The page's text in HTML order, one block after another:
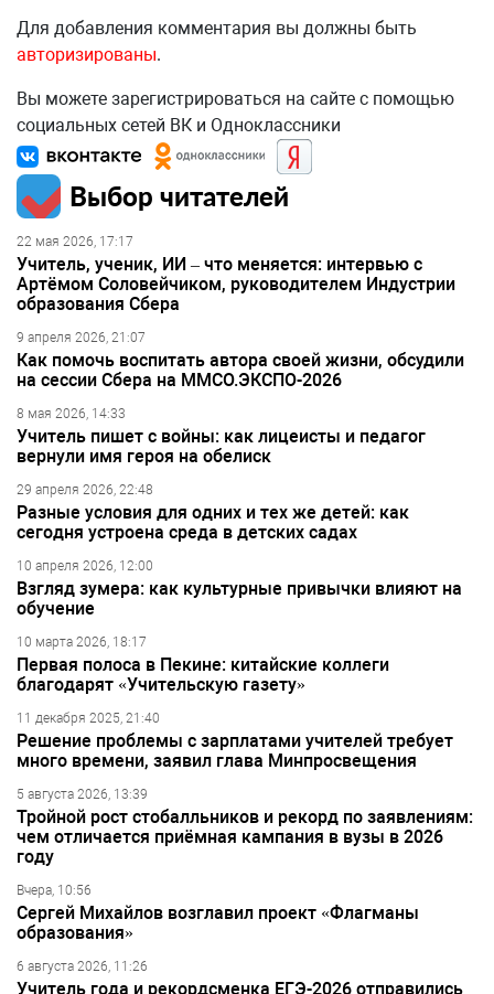
Для добавления комментария вы должны быть
авторизированы.
Вы можете зарегистрироваться на сайте с помощью
социальных сетей ВК и Одноклассники
Выбор читателей
22 мая 2026, 17:17
Учитель, ученик, ИИ – что меняется: интервью с
Артёмом Соловейчиком, руководителем Индустрии
образования Сбера
9 апреля 2026, 21:07
Как помочь воспитать автора своей жизни, обсудили
на сессии Сбера на ММСО.ЭКСПО-2026
8 мая 2026, 14:33
Учитель пишет с войны: как лицеисты и педагог
вернули имя героя на обелиск
29 апреля 2026, 22:48
Разные условия для одних и тех же детей: как
сегодня устроена среда в детских садах
10 апреля 2026, 12:00
Взгляд зумера: как культурные привычки влияют на
обучение
10 марта 2026, 18:17
Первая полоса в Пекине: китайские коллеги
благодарят «Учительскую газету»
11 декабря 2025, 21:40
Решение проблемы с зарплатами учителей требует
много времени, заявил глава Минпросвещения
5 августа 2026, 13:39
Тройной рост стобалльников и рекорд по заявлениям:
чем отличается приёмная кампания в вузы в 2026
году
Вчера, 10:56
Сергей Михайлов возглавил проект «Флагманы
образования»
6 августа 2026, 11:26
Учитель года и рекордсменка ЕГЭ-2026 отправились